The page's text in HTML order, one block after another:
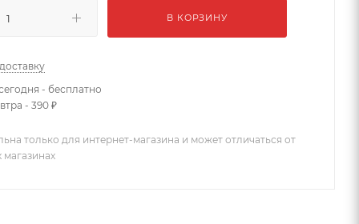
В КОРЗИНУ
- бесплатно
- 390 ₽
только для интернет-магазина и может отличаться от
магазинах